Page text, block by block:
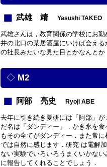
武雄 靖 Yasushi TAKEO
武雄さんは，教育関係の学校にお
井の北口の某居酒屋にいけば会え
の社長みたいな見た目とかなんと
M2
阿部 亮史 Ryoji ABE
去年に引き続き夏研には「阿部」
だ名は「ダンディー」．かき氷を
もその全てがダンディー．また常
では自然に感じます．研究 は電解
ない実験でいろいろうまくいかな
に報告してくれることでしょう．